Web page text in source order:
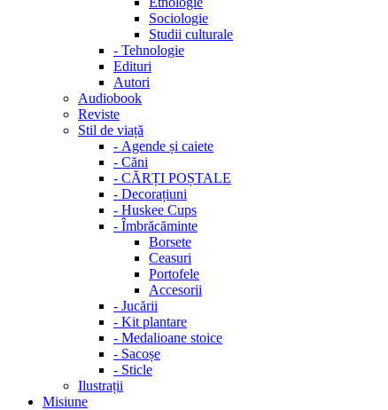
Sociologie
Studii culturale
- Tehnologie
Edituri
Autori
Audiobook
Reviste
Stil de viață
- Agende și caiete
- Căni
- CĂRȚI POȘTALE
- Decorațiuni
- Huskee Cups
- Îmbrăcăminte
Borsete
Ceasuri
Portofele
Accesorii
- Jucării
- Kit plantare
- Medalioane stoice
- Sacoșe
- Sticle
Ilustrații
Misiune